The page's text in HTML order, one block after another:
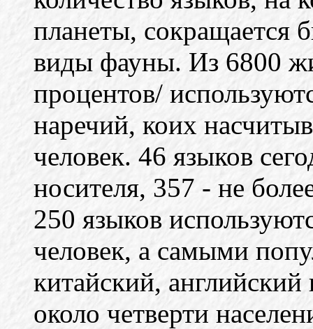
планеты, сокращается
виды фауны. Из 6800
процентов/
наречий, коих
человек. 46 языков
носителя, 357 - не
250 языков
человек, а самыми
китайский,
около четверти